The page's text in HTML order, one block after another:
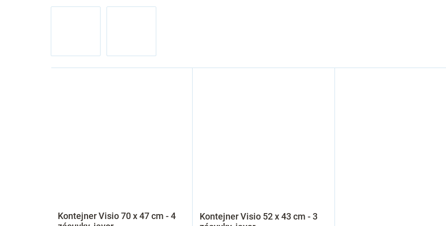
Kontejner Visio 70 x 47 cm - 4
Kontejner Visio 52 x 43 cm - 3